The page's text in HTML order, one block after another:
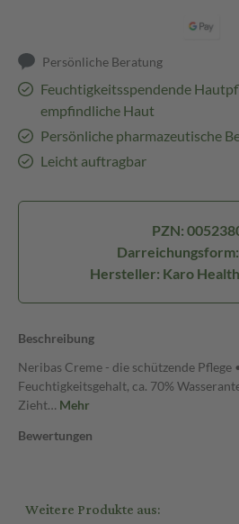
Persönliche Beratung
Feuchtigkeitsspendende
empfindliche Haut
Persönliche pharmazeutische
Leicht auftragbar
PZN:
Hersteller: Karo
Beschreibung
Neribas Creme - die schützende Pflege
Feuchtigkeitsgehalt, ca. 70%
Zieht… Mehr
Bewertungen
Weitere Produkte aus: